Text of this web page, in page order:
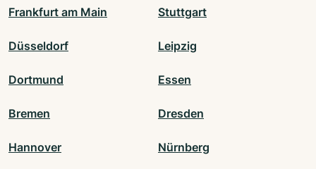
Frankfurt am Main Stuttgart
Düsseldorf Leipzig
Dortmund Essen
Bremen Dresden
Hannover Nürnberg